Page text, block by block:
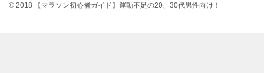
ョ
© 2018 【マラソン初心者ガイド】運動不足の20、30代男性向け！